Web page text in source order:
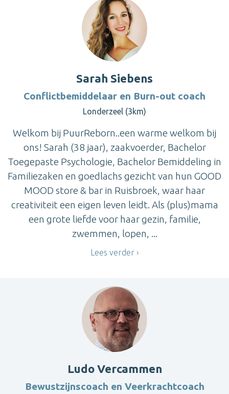
Sarah Siebens
Conflictbemiddelaar en Burn-out coach
Londerzeel (3km)
Welkom bij PuurReborn..een warme welkom bij
ons! Sarah (38 jaar), zaakvoerder, Bachelor
Toegepaste Psychologie, Bachelor Bemiddeling in
Familiezaken en goedlachs gezicht van hun GOOD
MOOD store & bar in Ruisbroek, waar haar
creativiteit een eigen leven leidt. Als (plus)mama
een grote liefde voor haar gezin, familie,
zwemmen, lopen, ...
Lees verder
Ludo Vercammen
Bewustzijnscoach en Veerkrachtcoach